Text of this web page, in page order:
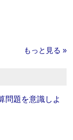
もっと見る »
問題を意識しよ